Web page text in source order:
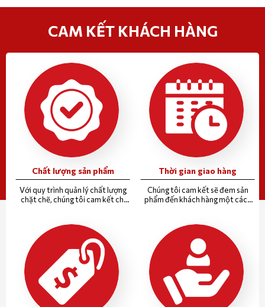
CAM KẾT KHÁCH HÀNG
Chất lượng sản phẩm
Với quy trình quản lý chất lượng
chặt chẽ, chúng tôi cam kết chỉ
Thời gian giao hàng
Chúng tôi cam kết sẽ đem sản
phẩm đến khách hàng một cách